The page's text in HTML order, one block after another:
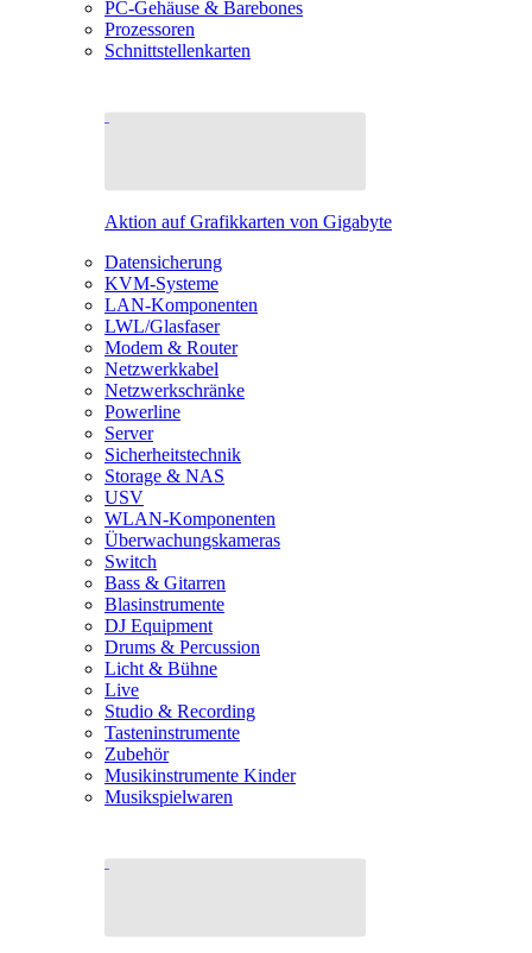
PC-Gehäuse & Barebones
Prozessoren
Schnittstellenkarten
Aktion auf Grafikkarten von Gigabyte
Datensicherung
KVM-Systeme
LAN-Komponenten
LWL/Glasfaser
Modem & Router
Netzwerkkabel
Netzwerkschränke
Powerline
Server
Sicherheitstechnik
Storage & NAS
USV
WLAN-Komponenten
Überwachungskameras
Switch
Bass & Gitarren
Blasinstrumente
DJ Equipment
Drums & Percussion
Licht & Bühne
Live
Studio & Recording
Tasteninstrumente
Zubehör
Musikinstrumente Kinder
Musikspielwaren